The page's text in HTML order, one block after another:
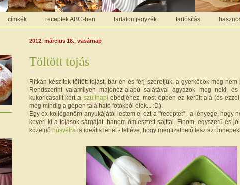
címkék receptek ABC-ben tartalomjegyzék tartósítás
2012. március 18., vasárnap
Töltött tojás
Ritkán készítek töltött tojást, bár én és férj szeretjük, a gyerkőcök még nem
Rendszerint valamilyen majonéz-alapú salátával ágyazok meg neki,
kukoricasalit kért a szülinapi ebédjéhez, most éppen ez került alá (és
még mindig a gépen található fotókból élek... :D).
Egy ex-kolléganőm anyukájától lestem el ezt a "receptet" - a lényege, hogy
keveri ki a tojások sárgáját, hanem ömlesztett sajttal. Finom, egyszerű és
közelgő húsvétra is ideális lehet - feltéve, hogy megfizethető lesz az